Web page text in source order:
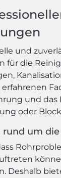
und
für die
erfahrenen
und das
oder
rund um
Deshalb